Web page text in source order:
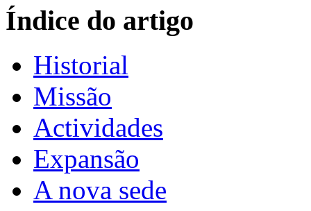
Índice do artigo
Historial
Missão
Actividades
Expansão
A nova sede